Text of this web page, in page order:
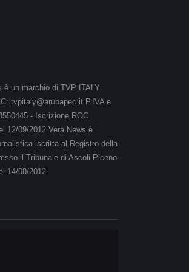
è un marchio di TVP ITALY
tvpitaly@arubapec.it P.IVA e
- Iscrizione ROC
12/09/2012 Vera News è
iscritta al Registro della
il Tribunale di Ascoli Piceno
14/08/2012.